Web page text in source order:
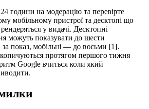
години на модерацію та перевірте
мобільному пристрої та десктопі що
у видачі. Десктопні
можуть показувати до шести
за показ, мобільні — до восьми [1].
протягом першого тижня
Google вчиться коли який